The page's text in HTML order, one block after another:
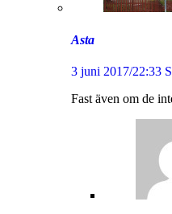
Asta
3 juni 2017/22:33
Fast även om de